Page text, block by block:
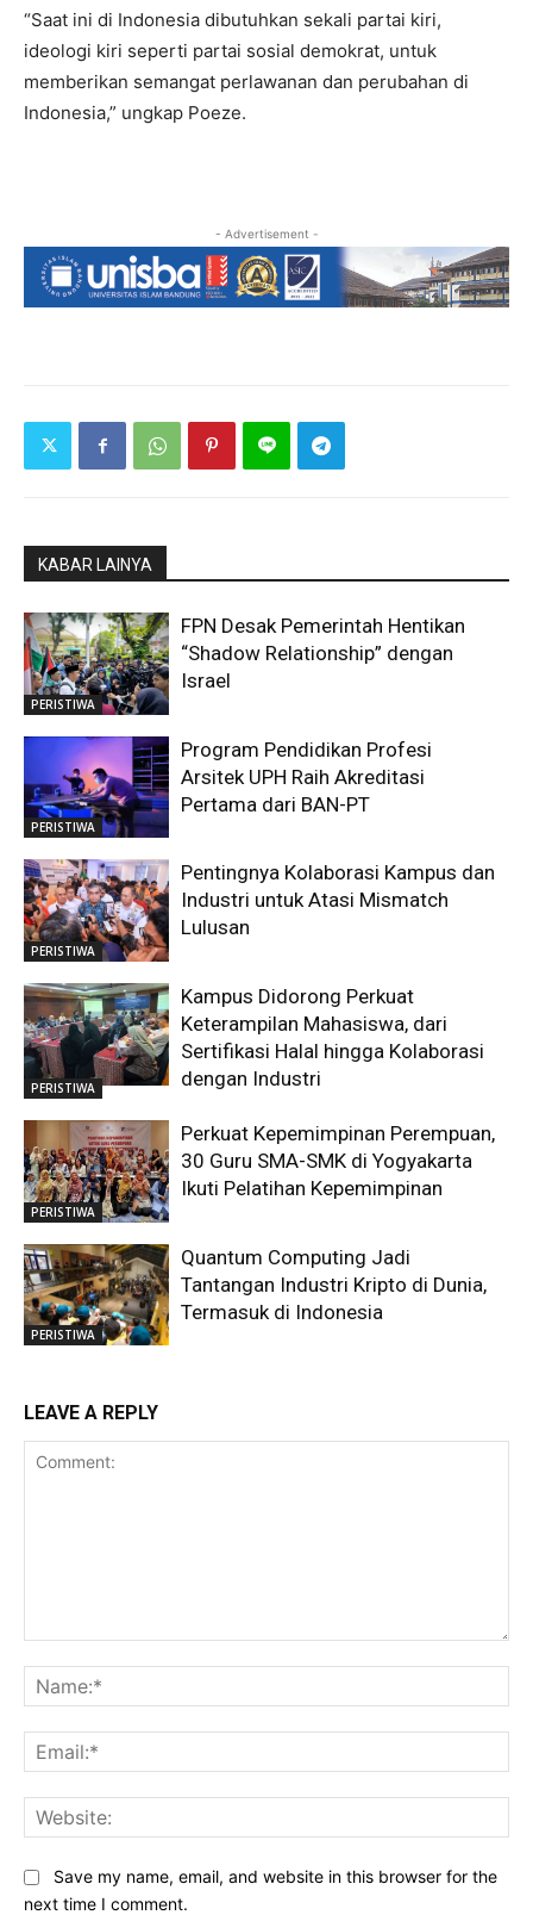
“Saat ini di Indonesia dibutuhkan sekali partai kiri,
ideologi kiri seperti partai sosial demokrat, untuk
memberikan semangat perlawanan dan perubahan di
Indonesia,” ungkap Poeze.
- Advertisement -
KABAR LAINYA
PERISTIWA
FPN Desak Pemerintah Hentikan
“Shadow Relationship” dengan
Israel
PERISTIWA
Program Pendidikan Profesi
Arsitek UPH Raih Akreditasi
Pertama dari BAN-PT
PERISTIWA
Pentingnya Kolaborasi Kampus dan
Industri untuk Atasi Mismatch
Lulusan
PERISTIWA
Kampus Didorong Perkuat
Keterampilan Mahasiswa, dari
Sertifikasi Halal hingga Kolaborasi
dengan Industri
PERISTIWA
Perkuat Kepemimpinan Perempuan,
30 Guru SMA-SMK di Yogyakarta
Ikuti Pelatihan Kepemimpinan
PERISTIWA
Quantum Computing Jadi
Tantangan Industri Kripto di Dunia,
Termasuk di Indonesia
LEAVE A REPLY
Save my name, email, and website in this browser for the
next time I comment.